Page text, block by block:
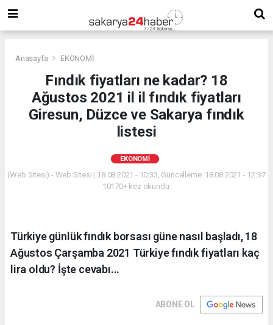
Anasayfa EKONOMİ
Fındık fiyatları ne kadar? 18
Ağustos 2021 il il fındık fiyatları
Giresun, Düzce ve Sakarya fındık
listesi
EKONOMİ
(Web Sitesi) - Web Sitesi | 18.08.2021 - 10:33, Güncelleme: 18.08.2021 - 12:37
10170+ kez okundu.
Türkiye günlük fındık borsası güne nasıl başladı, 18
Ağustos Çarşamba 2021 Türkiye fındık fiyatları kaç
lira oldu? İşte cevabı...
ABONE OL